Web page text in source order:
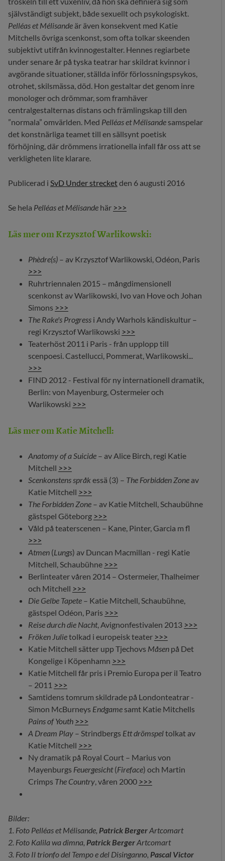
självständigt subjekt, både sexuellt och psykologiskt.
Pelléas et Mélisande är även konsekvent med Katie
Mitchells övriga scenkonst, som ofta tolkar skeenden
subjektivt utifrån kvinnogestalter. Hennes regiarbete
under senare år på tyska teatrar har skildrat kvinnor i
avgörande situationer, ställda inför förlossningspsykos,
otrohet, skilsmässa, död. Hon gestaltar det genom inre
monologer och drömmar, som framhäver
centralgestalternas distans och främlingskap till den
”normala” omvärlden. Med Pelléas et Mélisande samspelar
det konstnärliga teamet till en sällsynt poetisk
förhöjning, där drömmens irrationella infall får oss att se
verkligheten lite klarare.
Publicerad i SvD Under strecketden 6 augusti 2016
Se hela Pelléas et Mélisande här >>>
Läs mer om Krzysztof Warlikowski:
Phèdre(s) – av Krzysztof Warlikowski, Odéon, Paris
>>>
Ruhrtriennalen 2015 – mångdimensionell
scenkonst av Warlikowski, Ivo van Hove och Johan
Simons >>>
The Rake's Progress i Andy Warhols kändiskultur –
regi Krzysztof Warlikowski >>>
Teaterhöst 2011 i Paris - från upplopp till
scenpoesi. Castellucci, Pommerat, Warlikowski...
>>>
FIND 2012 - Festival för ny internationell dramatik,
Berlin: von Mayenburg, Ostermeier och
Warlikowski >>>
Läs mer om Katie Mitchell:
Anatomy of a Suicide – av Alice Birch, regi Katie
Mitchell >>>
Scenkonstens språkessä (3) – The Forbidden Zone av
Katie Mitchell >>>
The Forbidden Zone – av Katie Mitchell, Schaubühne
gästspel Göteborg >>>
Våld på teaterscenen – Kane, Pinter, Garcia m fl
>>>
Atmen (Lungs) av Duncan Macmillan - regi Katie
Mitchell, Schaubühne >>>
Berlinteater våren 2014 – Ostermeier, Thalheimer
och Mitchell >>>
Die Gelbe Tapete – Katie Mitchell, Schaubühne,
gästspel Odéon, Paris >>>
Reise durch die Nacht, Avignonfestivalen 2013 >>>
Fröken Julietolkad i europeisk teater >>>
Katie Mitchell sätter upp Tjechovs Måsen på Det
Kongelige i Köpenhamn >>>
Katie Mitchell får pris i Premio Europa per il Teatro
– 2011 >>>
Samtidens tomrum skildrade på Londonteatrar -
Simon McBurneys Endgame samt Katie Mitchells
Pains of Youth >>>
A Dream Play – Strindbergs Ett drömspeltolkat av
Katie Mitchell >>>
Ny dramatik på Royal Court – Marius von
Mayenburgs Feuergesicht(Fireface) och Martin
Crimps The Country, våren 2000 >>>
Bilder:
1. Foto Pelléas et Mélisande, Patrick BergerArtcomart
2. Foto Kalila wa dimna, Patrick BergerArtcomart
3. Foto Il trionfo del Tempo e del Disinganno, Pascal Victor